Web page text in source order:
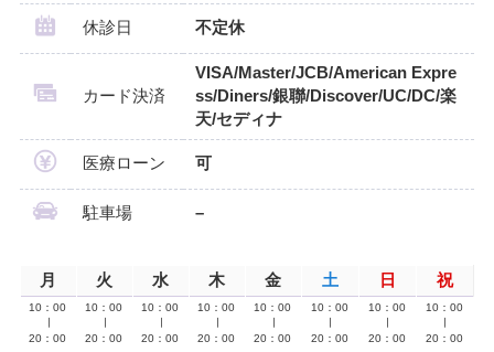
休診日 不定休
カード決済
VISA/Master/JCB/American Expre
ss/Diners/銀聯/Discover/UC/DC/楽
天/セディナ
医療ローン 可
駐車場 –
月 火 水 木 金 土 日 祝
10：00
20：00
10：00
20：00
10：00
20：00
10：00
20：00
10：00
20：00
10：00
20：00
10：00
20：00
10：00
20：00